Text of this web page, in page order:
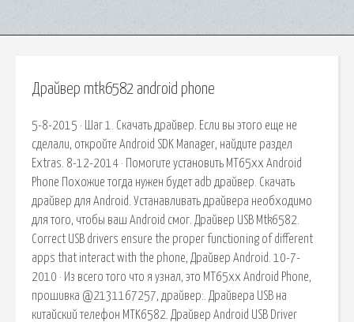
Драйвер mtk6582 android phone
5-8-2015 · Шаг 1. Скачать драйвер. Если вы этого еще не
сделали, откройте Android SDK Manager, найдите раздел
Extras. 8-12-2014 · Помогите установить MT65xx Android
Phone Похожие тогда нужен будет adb драйвер. Скачать
драйвер для Android. Устанавливать драйвера необходимо
для того, чтобы ваш Android смог. Драйвер USB Mtk6582.
Correct USB drivers ensure the proper functioning of different
apps that interact with the phone, Драйвер Android. 10-7-
2010 · Из всего того что я узнал, это MT65xx Android Phone,
прошивка @2131167257, драйвер:. Драйвера USB на
китайский телефон MTK6582. Драйвер Android USB Driver